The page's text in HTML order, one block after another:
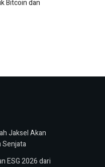
Bitcoin dan
Jaksel Akan
Senjata
ESG 2026 dari